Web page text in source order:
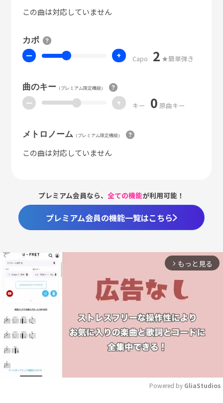
この曲は対応していません
カポ
ー + Capo 2 ★簡単弾き
曲のキー（プレミアム限定機能）
ー + キー 0 原曲キー
メトロノーム （プレミアム限定機能）
この曲は対応していません
プレミアム会員なら、全ての機能が利用可能！
プレミアム会員の機能一覧はこちら
arrow_forward_ios もっと見る
Powered by GliaStudios